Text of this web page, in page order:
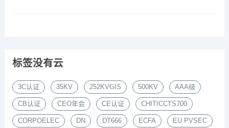
标签没有云
3C认证 35KV 252KVGIS 500KV AAA级
CB认证 CEO年会 CE认证 CHITICCTS700
CORPOELEC DN DT666 ECFA EU PVSEC